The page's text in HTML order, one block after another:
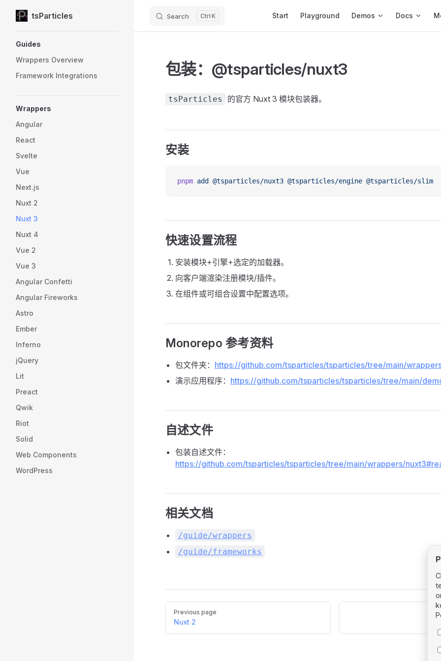
Skip to content
tsParticles Search K Start Playground Demos Docs
Guides
Wrappers Overview
Framework Integrations
Wrappers
Angular
React
Svelte
Vue
Next.js
Nuxt 2
Nuxt 3
Nuxt 4
Vue 2
Vue 3
Angular Confetti
Angular Fireworks
Astro
Ember
Inferno
jQuery
Lit
Preact
Qwik
Riot
Solid
Web Components
WordPress
包装：@tsparticles/nuxt3
tsParticles 的官方 Nuxt 3 模块包装器。
安装
pnpm add @tsparticles/nuxt3 @tsparticles/engine @tsparticles/slim
快速设置流程
安装模块+引擎+选定的加载器。
向客户端渲染注册模块/插件。
在组件或可组合设置中配置选项。
Monorepo 参考资料
包文件夹： https://github.com/tsparticles/tsparticles/tree/main/
演示应用程序： https://github.com/tsparticles/tsparticles/tree/main/
自述文件
包装自述文件：
https://github.com/tsparticles/tsparticles/tree/main/wrappers/
相关文档
/guide/wrappers
/guide/frameworks
PagerPrevious page
Nuxt 2